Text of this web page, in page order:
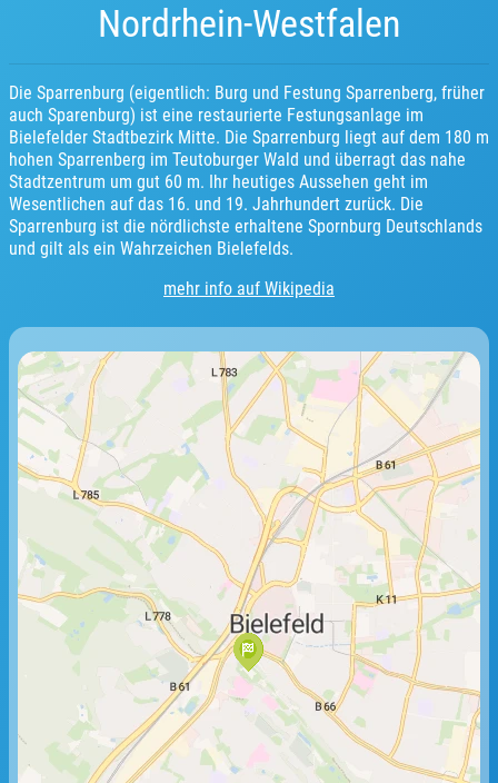
Nordrhein-Westfalen
Die Sparrenburg (eigentlich: Burg und Festung Sparrenberg, früher
auch Sparenburg) ist eine restaurierte Festungsanlage im
Bielefelder Stadtbezirk Mitte. Die Sparrenburg liegt auf dem 180 m
hohen Sparrenberg im Teutoburger Wald und überragt das nahe
Stadtzentrum um gut 60 m. Ihr heutiges Aussehen geht im
Wesentlichen auf das 16. und 19. Jahrhundert zurück. Die
Sparrenburg ist die nördlichste erhaltene Spornburg Deutschlands
und gilt als ein Wahrzeichen Bielefelds.
mehr info auf Wikipedia